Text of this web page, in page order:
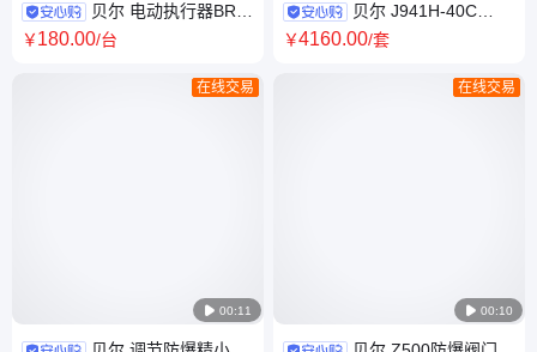
贝尔 电动执行器BR-
10EA 防爆ExdIIBT4生产厂家
￥180.00/台
 00:11
在线交易
贝尔 J941H-40C
DN65法兰铸钢智能调节型电动
￥4160.00/套
 00:10
在线交易